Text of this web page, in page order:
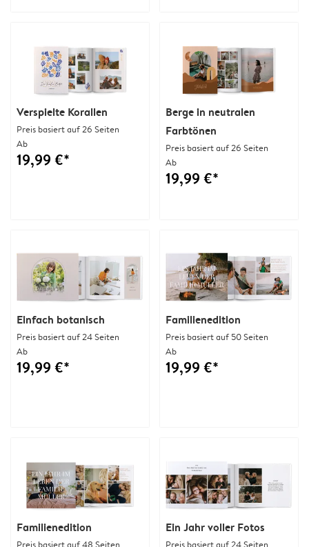
Familienedition
Preis basiert auf 50 Seiten
Ab
19,99 €*
Familienedition
Preis basiert auf 48 Seiten
Verspielte Korallen
Preis basiert auf 26 Seiten
Ab
19,99 €*
Berge in neutralen
Farbtönen
Preis basiert auf 26 Seiten
Ab
19,99 €*
Einfach botanisch
Preis basiert auf 24 Seiten
Ab
19,99 €*
Ein Jahr voller Fotos
Preis basiert auf 24 Seiten